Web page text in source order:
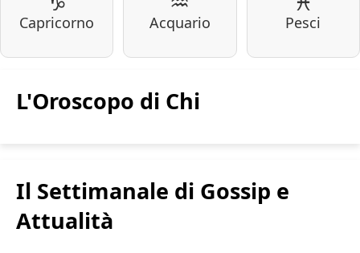
Capricorno Acquario Pesci
L'Oroscopo di Chi
Il Settimanale di Gossip e
Attualità